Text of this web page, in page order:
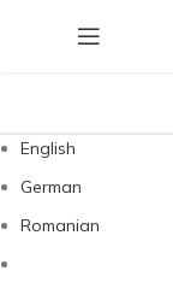
English
German
Romanian